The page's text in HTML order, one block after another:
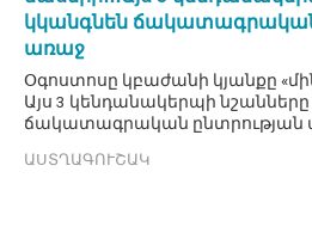
կկանգնեն
առաջ
Օգոստոսը կբաժանի կյանքը
Այս 3 կենդանակերպի
ճակատագրական ընտրության
ԱՍՏՂԱԳՈՒՇԱԿ